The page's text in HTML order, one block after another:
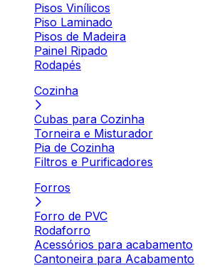
Pisos Vinílicos
Piso Laminado
Pisos de Madeira
Painel Ripado
Rodapés
Cozinha
Cubas para Cozinha
Torneira e Misturador
Pia de Cozinha
Filtros e Purificadores
Forros
Forro de PVC
Rodaforro
Acessórios para acabamento
Cantoneira para Acabamento